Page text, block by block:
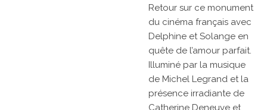
Retour sur ce monument
du cinéma français avec
Delphine et Solange en
quête de l’amour parfait.
Illuminé par la musique
de Michel Legrand et la
présence irradiante de
Catherine Deneuve et